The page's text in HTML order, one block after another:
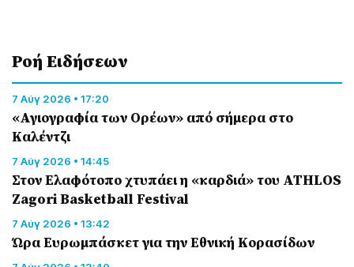
Ροή Eιδήσεων
7 Αύγ 2026 • 17:20
«Αγιογραφία των Ορέων» από σήμερα στο
Καλέντζι
7 Αύγ 2026 • 14:45
Στον Ελαφότοπο χτυπάει η «καρδιά» του ATHLOS
Zagori Basketball Festival
7 Αύγ 2026 • 13:42
Ώρα Ευρωμπάσκετ για την Εθνική Κορασίδων